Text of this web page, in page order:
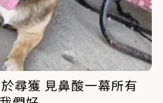
尋獲 見鼻酸一幕所有